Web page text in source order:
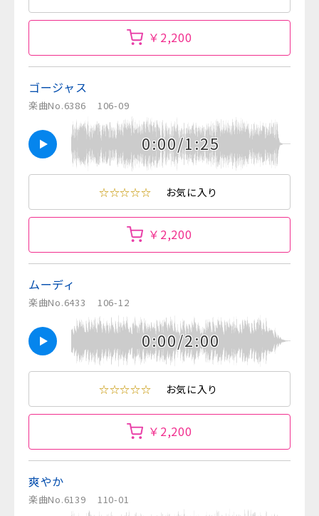
￥2,200
ゴージャス
楽曲No.6386 106-09
0:00/1:25
☆☆☆☆☆ お気に入り
￥2,200
ムーディ
楽曲No.6433 106-12
0:00/2:00
☆☆☆☆☆ お気に入り
￥2,200
爽やか
楽曲No.6139 110-01